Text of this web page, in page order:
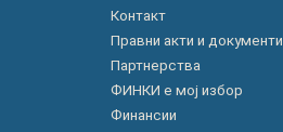
Контакт
Правни акти и документи
Партнерства
ФИНКИ е мој избор
Финансии